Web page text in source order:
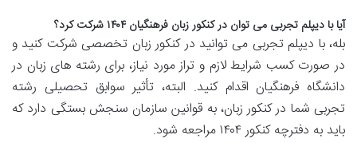
آیا با دیپلم تجربی می توان در کنکور زبان فرهنگیان ۱۴۰۴ شرکت کرد؟
بله، با دیپلم تجربی می توانید در کنکور زبان تخصصی شرکت کنید و
در صورت کسب شرایط لازم و تراز مورد نیاز، برای رشته های زبان در
دانشگاه فرهنگیان اقدام کنید. البته، تأثیر سوابق تحصیلی رشته
تجربی شما در کنکور زبان، به قوانین سازمان سنجش بستگی دارد که
باید به دفترچه کنکور ۱۴۰۴ مراجعه شود.